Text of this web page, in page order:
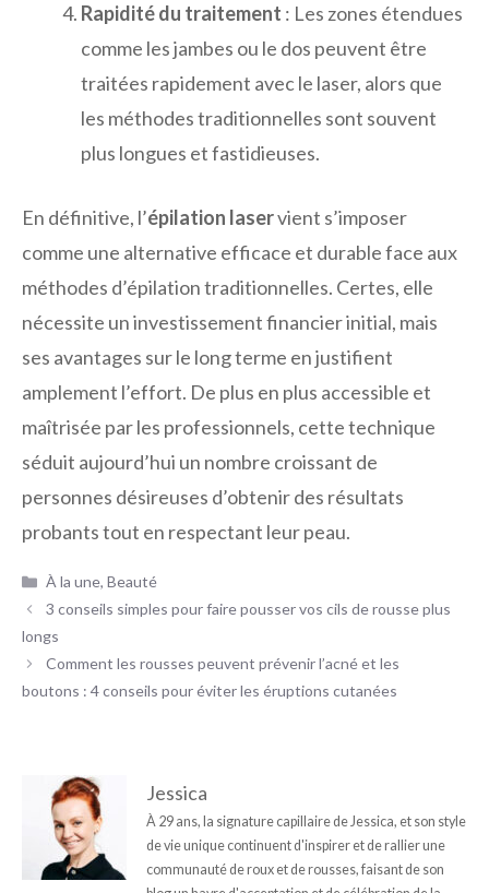
Rapidité du traitement : Les zones étendues
comme les jambes ou le dos peuvent être
traitées rapidement avec le laser, alors que
les méthodes traditionnelles sont souvent
plus longues et fastidieuses.
En définitive, l’épilation laservient s’imposer
comme une alternative efficace et durable face aux
méthodes d’épilation traditionnelles. Certes, elle
nécessite un investissement financier initial, mais
ses avantages sur le long terme en justifient
amplement l’effort. De plus en plus accessible et
maîtrisée par les professionnels, cette technique
séduit aujourd’hui un nombre croissant de
personnes désireuses d’obtenir des résultats
probants tout en respectant leur peau.
Catégories
À la une,Beauté
3 conseils simples pour faire pousser vos cils de rousse plus
longs
Comment les rousses peuvent prévenir l’acné et les
boutons : 4 conseils pour éviter les éruptions cutanées
Jessica
À 29 ans, la signature capillaire de Jessica, et son style
de vie unique continuent d'inspirer et de rallier une
communauté de roux et de rousses, faisant de son